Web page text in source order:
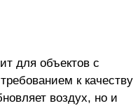
для объектов с
к качеству
воздух, но и